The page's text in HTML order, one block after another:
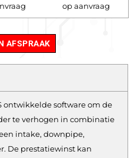
op aanvraag
AFSPRAAK
ontwikkelde software om de
te verhogen in combinatie
intake, downpipe,
De prestatiewinst kan